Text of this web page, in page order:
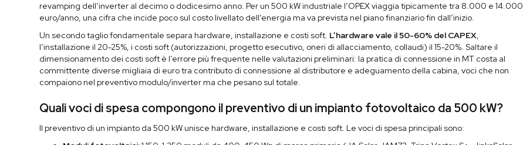
revamping dell’inverter al decimo o dodicesimo anno. Per un 500 kW industriale l’OPEX viaggia tipicamente tra 8.000 e 14.000
euro/anno, una cifra che incide poco sul costo livellato dell’energia ma va prevista nel piano finanziario fin dall’inizio.
Un secondo taglio fondamentale separa hardware, installazione e costi soft. L’hardware vale il 50-60% del CAPEX,
l’installazione il 20-25%, i costi soft (autorizzazioni, progetto esecutivo, oneri di allacciamento, collaudi) il 15-20%. Saltare il
dimensionamento dei costi soft è l’errore più frequente nelle valutazioni preliminari: la pratica di connessione in MT costa al
committente diverse migliaia di euro tra contributo di connessione al distributore e adeguamento della cabina, voci che non
compaiono nel preventivo modulo/inverter ma che pesano sul totale.
Quali voci di spesa compongono il preventivo di un impianto fotovoltaico da 500 kW?
Il preventivo di un impianto da 500 kW unisce hardware, installazione e costi soft. Le voci di spesa principali sono: